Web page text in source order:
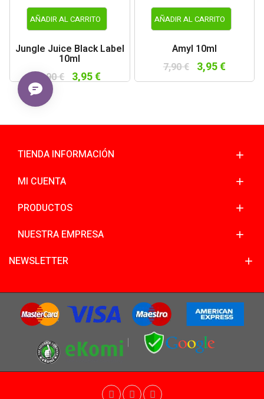
AÑADIR AL CARRITO
Jungle Juice Black Label
10ml
7,90 € 3,95 €
AÑADIR AL CARRITO
Amyl 10ml
7,90 € 3,95 €
TIENDA INFORMACIÓN
MI CUENTA
PRODUCTOS
NUESTRA EMPRESA
NEWSLETTER